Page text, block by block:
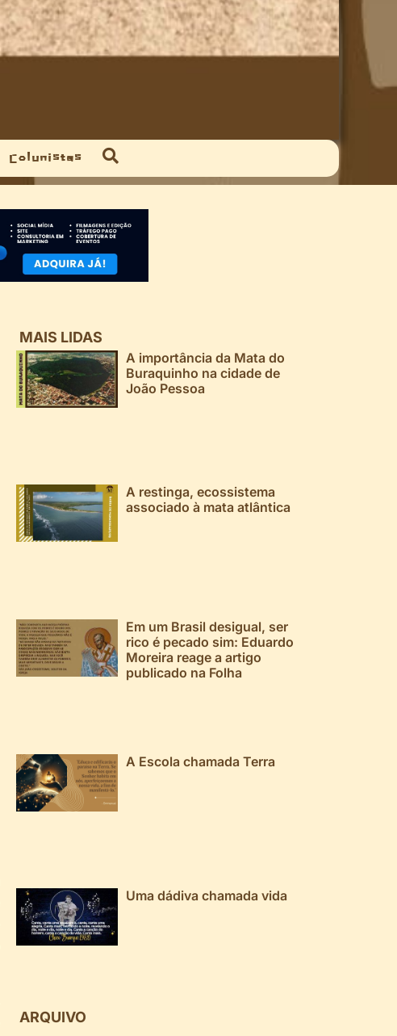
Colunistas
MAIS LIDAS
A importância da Mata do
Buraquinho na cidade de
João Pessoa
A restinga, ecossistema
associado à mata atlântica
Em um Brasil desigual, ser
rico é pecado sim: Eduardo
Moreira reage a artigo
publicado na Folha
A Escola chamada Terra
Uma dádiva chamada vida
ARQUIVO